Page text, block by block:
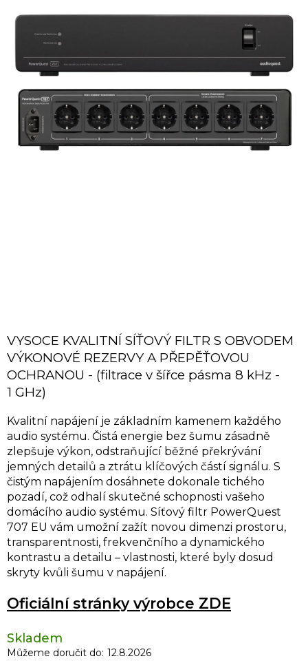
Skladem
Můžeme doručit do: 12.8.2026
VYSOCE KVALITNÍ SÍŤOVÝ FILTR S OBVODEM
VÝKONOVÉ REZERVY A PŘEPĚŤOVOU
OCHRANOU - (filtrace v šířce pásma 8 kHz -
1 GHz)
Kvalitní napájení je základním kamenem každého
audio systému. Čistá energie bez šumu zásadně
zlepšuje výkon, odstraňující běžné překrývání
jemných detailů a ztrátu klíčových částí signálu. S
čistým napájením dosáhnete dokonale tichého
pozadí, což odhalí skutečné schopnosti vašeho
domácího audio systému. Síťový filtr PowerQuest
707 EU vám umožní zažít novou dimenzi prostoru,
transparentnosti, frekvenčního a dynamického
kontrastu a detailu – vlastnosti, které byly dosud
skryty kvůli šumu v napájení.
Oficiální stránky výrobce ZDE